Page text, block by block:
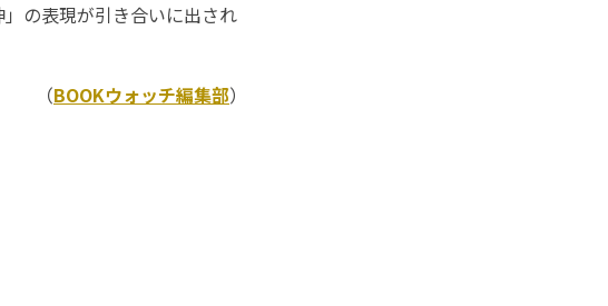
の表現が引き合いに出され
（BOOKウォッチ編集部）